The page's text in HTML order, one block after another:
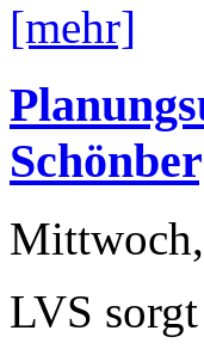
[mehr]
LVS